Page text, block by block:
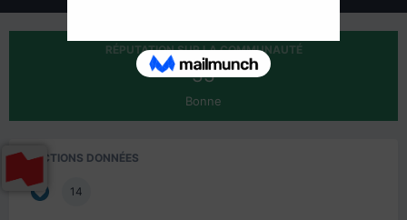
RÉPUTATION SUR LA COMMUNAUTÉ
33
Bonne
RÉACTIONS DONNÉES
14